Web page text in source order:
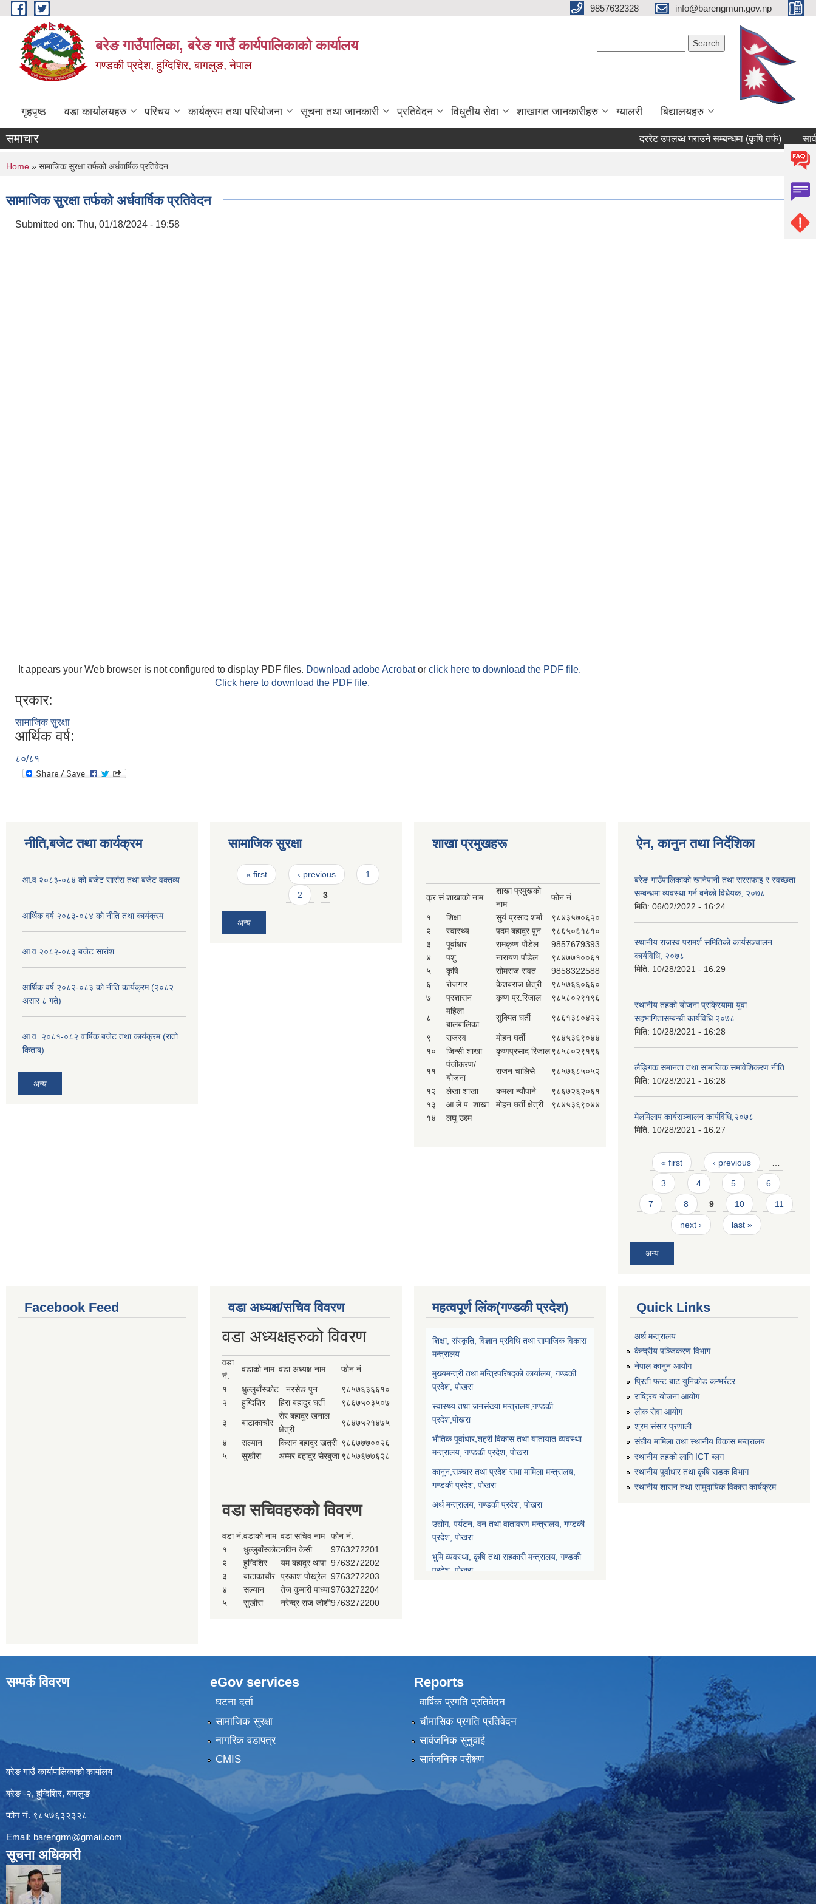
Skip to main content 9857632328 info@barengmun.gov.np
बरेङ गाउँपालिका, बरेङ गाउँ कार्यपालिकाको कार्यालय
गण्डकी प्रदेश, हुग्दिशिर, बागलुङ, नेपाल
गृहपृष्ठ वडा कार्यालयहरु परिचय कार्यक्रम तथा परियोजना सूचना तथा जानकारी प्रतिवेदन विधुतीय सेवा शाखागत जानकारीहरु ग्यालरी बिद्यालयहरु
समाचार दररेट उपलब्ध गराउने सम्बन्धमा (कृषि तर्फ) सार्वजनिक
You are here
Home » सामाजिक सुरक्षा तर्फको अर्धवार्षिक प्रतिवेदन
सामाजिक सुरक्षा तर्फको अर्धवार्षिक प्रतिवेदन
Submitted on: Thu, 01/18/2024 - 19:58
It appears your Web browser is not configured to display PDF files. Download adobe Acrobator click here to download the PDF file.
Click here to download the PDF file.
प्रकार:
सामाजिक सुरक्षा
आर्थिक वर्ष:
८०/८१
नीति,बजेट तथा कार्यक्रम
आ.व २०८३-०८४ को बजेट सारांस तथा बजेट वक्तव्य
आर्थिक वर्ष २०८३-०८४ को नीति तथा कार्यक्रम
आ.व २०८२-०८३ बजेट सारांश
आर्थिक वर्ष २०८२-०८३ को नीति कार्यक्रम (२०८२
असार ८ गते)
आ.व. २०८१-०८२ वार्षिक बजेट तथा कार्यक्रम (रातो
किताब)
अन्य
सामाजिक सुरक्षा
Pages
« first ‹ previous 1
2 3
अन्य
शाखा प्रमुखहरू
क्र.सं.शाखाको नाम
शाखा प्रमुखको
नाम
फोन नं.
१ शिक्षा सुर्य प्रसाद शर्मा
९८४३५७०६२०
२
स्वास्थ्य पदम बहादुर पुन
९८६५०६१८१०
३
पूर्वाधार रामकृष्ण पौडेल
9857679393
४
पशु नारायण पौडेल
९८४७७१००६१
५
कृषि सोमराज रावत
9858322588
६
रोजगार केशबराज क्षेत्री
९८५७६६०६६०
७
प्रशासन कृष्ण प्र.रिजाल ९८५८०२९१९६
८
महिला
बालबालिका
सुक्मित घर्ती ९८६१३८०४२२
९ राजस्व मोहन घर्ती
९८४५३६९०४४
१०
जिन्सी शाखा कृष्णप्रसाद रिजाल९८५८०२९१९६
११
पंजीकरण/
योजना
राजन चालिसे ९८५७६८५०५२
१२ लेखा शाखा कमला न्यौपाने
९८६७२६२०६१
१३
आ.ले.प. शाखा मोहन घर्ती क्षेत्री
९८४५३६९०४४
१४
लघु उद्दम
ऐन, कानुन तथा निर्देशिका
बरेङ गाउँपालिकाको खानेपानी तथा सरसफाइ र स्वच्छता
सम्बन्धमा व्यवस्था गर्न बनेको विधेयक, २०७८
मिति: 06/02/2022 - 16:24
स्थानीय राजस्व परामर्श समितिको कार्यसञ्चालन
कार्यविधि, २०७८
मिति: 10/28/2021 - 16:29
स्थानीय तहको योजना प्रक्रियामा युवा
सहभागितासम्बन्धी कार्यविधि २०७८
मिति: 10/28/2021 - 16:28
लैङ्गिक समानता तथा सामाजिक समावेशिकरण नीति
मिति: 10/28/2021 - 16:28
मेलमिलाप कार्यसञ्चालन कार्यविधि,२०७८
मिति: 10/28/2021 - 16:27
Pages
« first ‹ previous …
3 4 5 6
7 8 9 10 11
next › last »
अन्य
Facebook Feed वडा अध्यक्ष/सचिव विवरण
वडा अध्यक्षहरुको विवरण
वडा
नं.
वडाको नाम वडा अध्यक्ष नाम फोन नं.
१ धुल्लुबाँस्कोट नरसेङ पुन
९८५७६३६६१०
२
हुग्दिशिर हिरा बहादुर घर्ती ९८६७५०३५०७
३ बाटाकाचौर
सेर बहादुर खनाल
क्षेत्री
९८४७५२१४७५
४ सल्यान किसन बहादुर खत्री ९८६७७७००२६
५
सुखौरा अम्मर बहादुर सेरबुजा ९८५७६७७६२८
वडा सचिवहरुको विवरण
वडा नं. वडाको नाम वडा सचिव नाम
फोन नं.
१
धुल्लुबाँस्कोटनविन केसी
9763272201
२
हुग्दिशिर यम बहादुर थापा 9763272202
३
बाटाकाचौर प्रकाश पोख्रेल 9763272203
४
सल्यान तेज कुमारी पाध्या9763272204
५
सुखौरा नरेन्द्र राज जोशी9763272200
महत्वपूर्ण लिंक(गण्डकी प्रदेश)
शिक्षा, संस्कृति, विज्ञान प्रविधि तथा सामाजिक विकास
मन्त्रालय
मुख्यमन्त्री तथा मन्त्रिपरिषद्को कार्यालय, गण्डकी
प्रदेश, पोखरा
स्वास्थ्य तथा जनसंख्या मन्त्रालय,गण्डकी
प्रदेश,पोखरा
भौतिक पूर्वाधार,शहरी विकास तथा यातायात व्यवस्था
मन्त्रालय, गण्डकी प्रदेश, पोखरा
कानून,सञ्चार तथा प्रदेश सभा मामिला मन्त्रालय,
गण्डकी प्रदेश, पोखरा
अर्थ मन्त्रालय, गण्डकी प्रदेश, पोखरा
उद्योग, पर्यटन, वन तथा वातावरण मन्त्रालय, गण्डकी
प्रदेश, पोखरा
भुमि व्यवस्था, कृषि तथा सहकारी मन्त्रालय, गण्डकी
प्रदेश, पोखरा
Quick Links
अर्थ मन्त्रालय
केन्द्रीय पञ्जिकरण विभाग
नेपाल कानुन आयोग
प्रिती फन्ट बाट युनिकोड कन्भर्रटर
राष्ट्रिय योजना आयोग
लोक सेवा आयोग
श्रम संसार प्रणाली
संघीय मामिला तथा स्थानीय विकास मन्त्रालय
स्थानीय तहको लागि ICT ब्लग
स्थानीय पूर्वाधार तथा कृषि सडक विभाग
स्थानीय शासन तथा सामुदायिक विकास कार्यक्रम
सम्पर्क विवरण
वरेङ गाउँ कार्यापालिकाको कार्यालय
बरेङ -२, हुग्दिशिर, बागलुङ
फोन नं. ९८५७६३२३२८
Email: barengrm@gmail.com
सूचना अधिकारी
eGov services
घटना दर्ता
सामाजिक सुरक्षा
नागरिक वडापत्र
CMIS
Reports
वार्षिक प्रगति प्रतिवेदन
चौमासिक प्रगति प्रतिवेदन
सार्वजनिक सुनुवाई
सार्वजनिक परीक्षण